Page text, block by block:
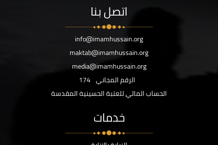
اتصل بنا
info@imamhussain.org
maktab@imamhussain.org
media@imamhussain.org
الرقم المجاني 174
الحساب المالي للعتبة الحسينية المقدسة
خدمات